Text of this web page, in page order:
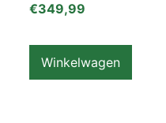
€349,99
Winkelwagen